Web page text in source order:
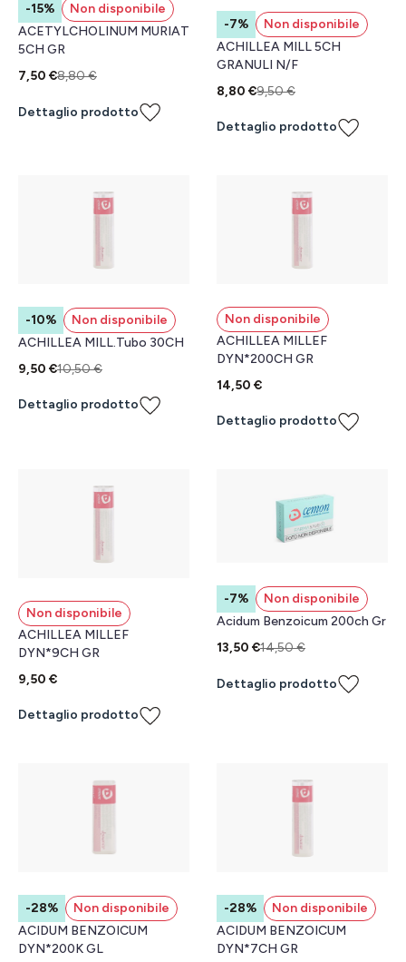
-15%
Non disponibile
ACETYLCHOLINUM MURIAT
5CH GR
7,50 €8,80 €
Dettaglio prodotto
-7%
Non disponibile
ACHILLEA MILL 5CH
GRANULI N/F
8,80 €9,50 €
Dettaglio prodotto
-10%
Non disponibile
ACHILLEA MILL.Tubo 30CH
9,50 €10,50 €
Dettaglio prodotto
Non disponibile
ACHILLEA MILLEF
DYN*200CH GR
14,50 €
Dettaglio prodotto
Non disponibile
ACHILLEA MILLEF
DYN*9CH GR
9,50 €
Dettaglio prodotto
-7%
Non disponibile
Acidum Benzoicum 200ch Gr
13,50 €14,50 €
Dettaglio prodotto
-28%
Non disponibile
ACIDUM BENZOICUM
DYN*200K GL
-28%
Non disponibile
ACIDUM BENZOICUM
DYN*7CH GR